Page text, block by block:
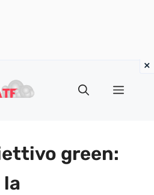
Menu
green:
la